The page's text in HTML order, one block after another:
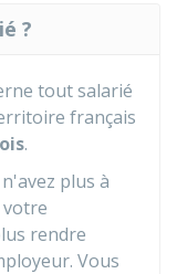
?
tout salarié
français
.
plus à
votre
rendre
Vous